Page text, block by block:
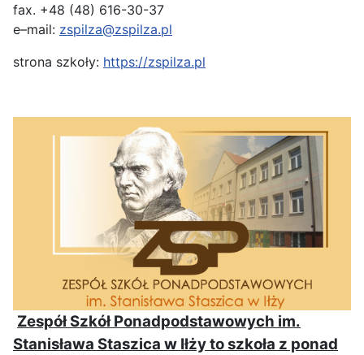
fax. +48 (48) 616-30-37
e–mail: zspilza@zspilza.pl
strona szkoły: https://zspilza.pl
Zespół Szkół Ponadpodstawowych im.
Stanisława Staszica w Iłży to szkoła z ponad